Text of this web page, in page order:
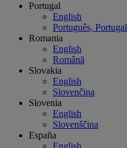
Portugal
English
Português, Portugal
Romania
English
Română
Slovakia
English
Slovenčina
Slovenia
English
Slovenščina
España
English